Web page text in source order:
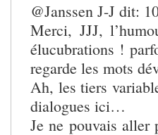
@Janssen J-J dit:
Merci, JJJ,
élucubrations !
regarde les mots
Ah, les tiers
dialogues ici…
Je ne pouvais